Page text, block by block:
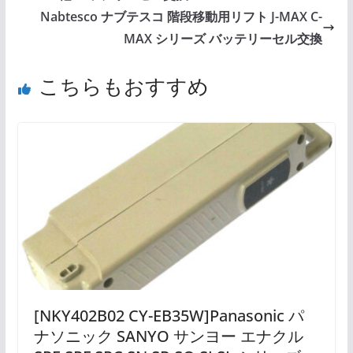
Nabtesco ナブテスコ 階段移動用リフト J-MAX C-
MAX シリーズ バッテリーセル交換
こちらもおすすめ
[NKY402B02 CY-EB35W]Panasonic パ
ナソニック SANYO サンヨー エナクル